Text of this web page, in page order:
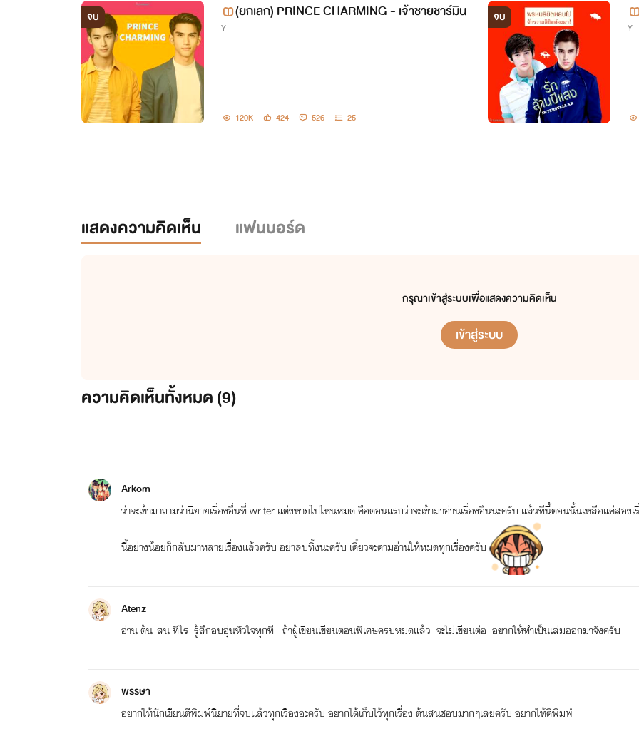
จบ (ยกเลิก) PRINCE CHARMING - เจ้าชายชาร์มิน
Y
120K 424 526 25
จบ
Y
แสดงความคิดเห็น แฟนบอร์ด
กรุณาเข้าสู่ระบบเพื่อแสดงความคิดเห็น
เข้าสู่ระบบ
ความคิดเห็นทั้งหมด (9)
Arkom
ว่าจะเข้ามาถามว่านิยายเรื่องอื่นที่ writer แต่งหายไปไหนหมด คือตอนแรกว่าจะเข้ามาอ่านเรื่องอื่นนะครับ แล้วทีนี้ตอนนั้นเหลือแค่สอง
นี้อย่างน้อยก็กลับมาหลายเรื่องแล้วครับ อย่าลบทิ้งนะครับ เดี๋ยวจะตามอ่านให้หมดทุกเรื่องครับ
Atenz
อ่าน ต้น-สน ทีไร รู้สึกอบอุ่นหัวใจทุกที ถ้าผู้เขียนเขียนตอนพิเศษครบหมดแล้ว จะไม่เขียนต่อ อยากให้ทำเป็นเล่มออกมาจังครับ
พรรษา
อยากให้นักเขียนตีพิมพ์นิยายที่จบแล้วทุกเรืีองอะครับ อยากได้เก็บไว้ทุกเรื่อง ต้นสนชอบมากๆเลยครับ อยากให้ตีพิมพ์